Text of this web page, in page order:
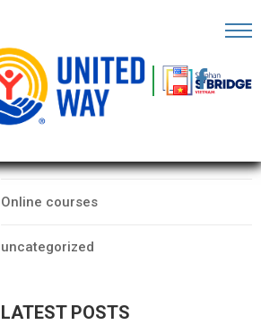
CATEGORIES
Online courses
uncategorized
LATEST POSTS